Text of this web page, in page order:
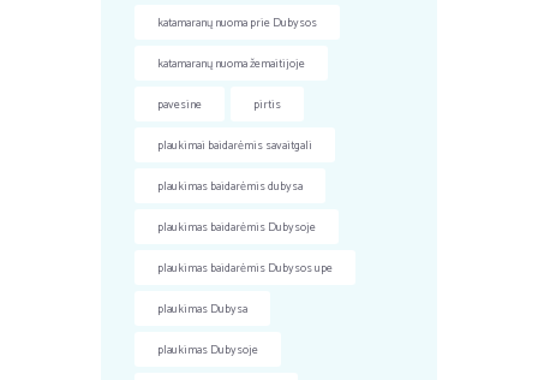
katamaranų nuoma prie Dubysos
katamaranų nuoma žemaitijoje
pavesine pirtis
plaukimai baidarėmis savaitgali
plaukimas baidarėmis dubysa
plaukimas baidarėmis Dubysoje
plaukimas baidarėmis Dubysos upe
plaukimas Dubysa
plaukimas Dubysoje